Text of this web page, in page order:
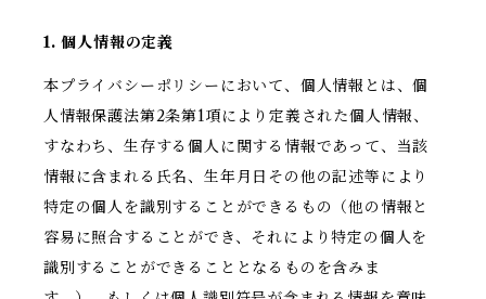
1. 個人情報の定義
本プライバシーポリシーにおいて、個人情報とは、個
人情報保護法第2条第1項により定義された個人情報、
すなわち、生存する個人に関する情報であって、当該
情報に含まれる氏名、生年月日その他の記述等により
特定の個人を識別することができるもの（他の情報と
容易に照合することができ、それにより特定の個人を
識別することができることとなるものを含みま